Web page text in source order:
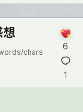
想
chars
6
1